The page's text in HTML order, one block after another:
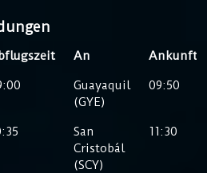
An
Guayaquil
(GYE)
09:50
San
Cristobál
(SCY)
11:30